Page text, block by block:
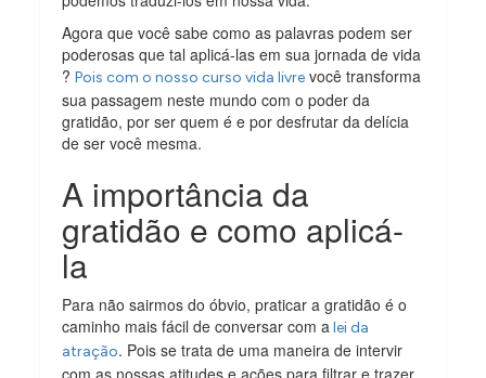
Agora que você sabe como as palavras podem ser
poderosas que tal aplicá-las em sua jornada de vida
?Pois com o nosso curso vida livre você transforma
sua passagem neste mundo com o poder da
gratidão, por ser quem é e por desfrutar da delícia
de ser você mesma.
A importância da
gratidão e como aplicá-
la
Para não sairmos do óbvio, praticar a gratidão é o
caminho mais fácil de conversar com a lei da
atração. Pois se trata de uma maneira de intervir
com as nossas atitudes e ações para filtrar e trazer